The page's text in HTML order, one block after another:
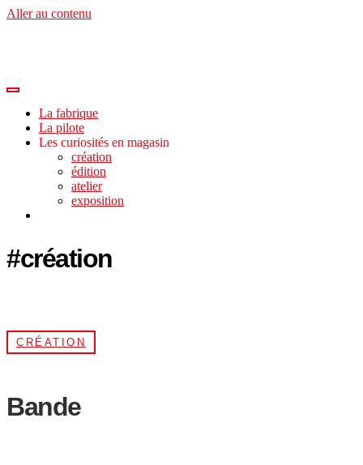
Aller au contenu
La fabrique
La pilote
Les curiosités en magasin
création
édition
atelier
exposition
#création
CRÉATION
Bande